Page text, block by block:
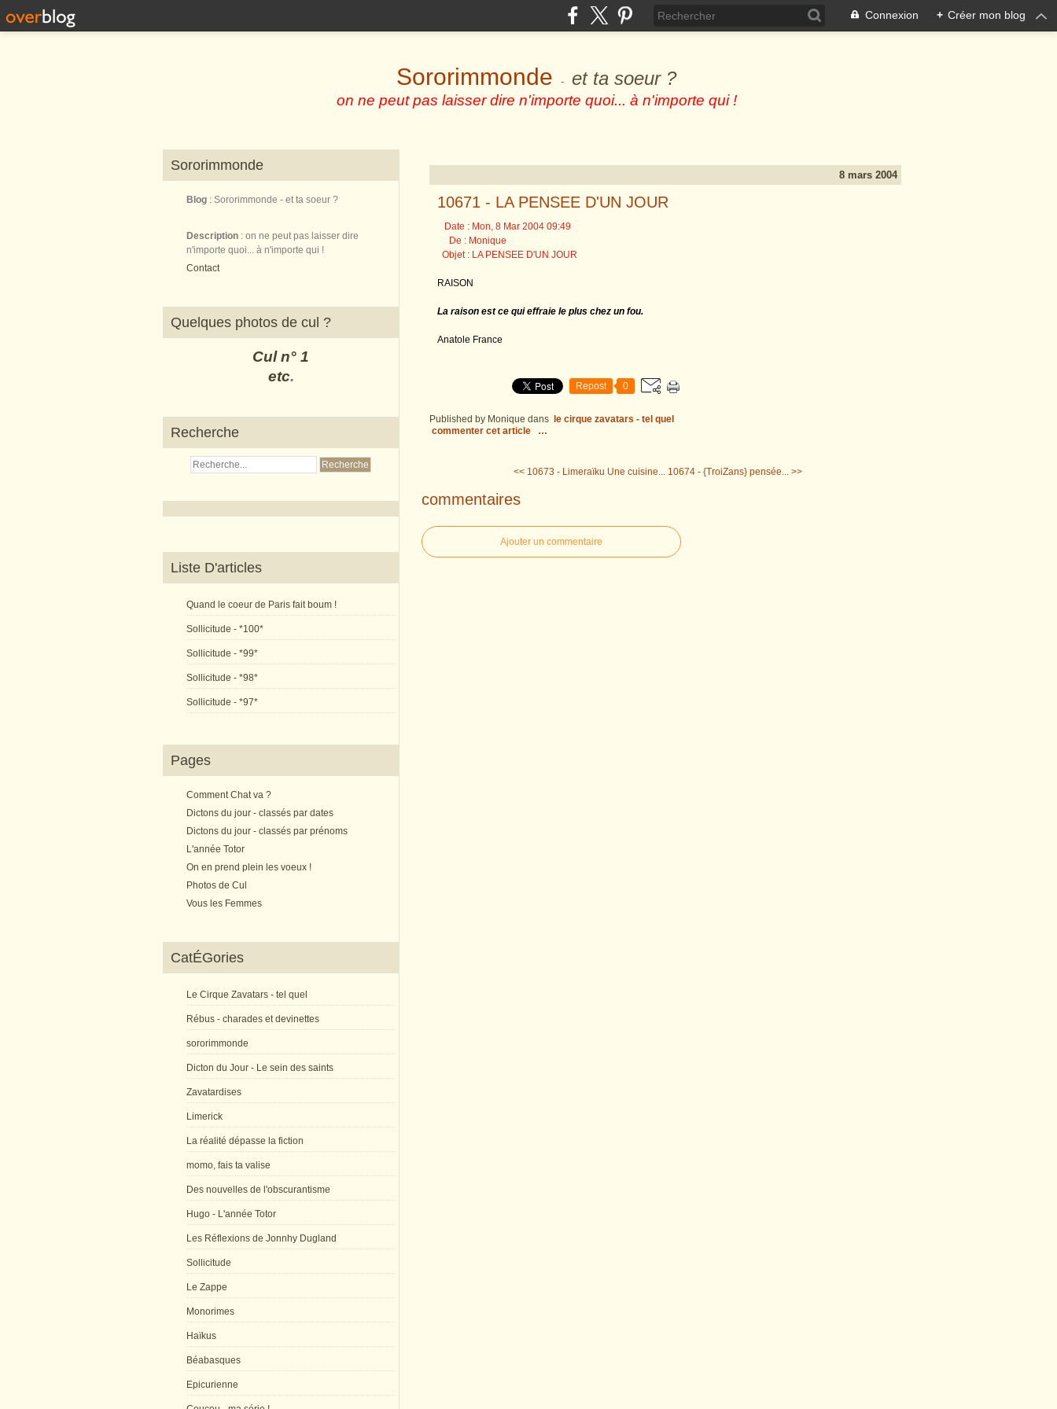
Connexion + Créer mon blog
Sororimmonde - et ta soeur ?
on ne peut pas laisser dire n'importe quoi... à n'importe qui !
Sororimmonde
Blog : Sororimmonde - et ta soeur ?
Description : on ne peut pas laisser dire
n'importe quoi... à n'importe qui !
Contact
Quelques photos de cul ?
Cul n° 1
etc.
Recherche
Liste D'articles
Quand le coeur de Paris fait boum !
Sollicitude - *100*
Sollicitude - *99*
Sollicitude - *98*
Sollicitude - *97*
Pages
Comment Chat va ?
Dictons du jour - classés par dates
Dictons du jour - classés par prénoms
L'année Totor
On en prend plein les voeux !
Photos de Cul
Vous les Femmes
CatÉGories
Le Cirque Zavatars - tel quel
Rébus - charades et devinettes
sororimmonde
Dicton du Jour - Le sein des saints
Zavatardises
Limerick
La réalité dépasse la fiction
momo, fais ta valise
Des nouvelles de l'obscurantisme
Hugo - L'année Totor
Les Réflexions de Jonnhy Dugland
Sollicitude
Le Zappe
Monorimes
Haïkus
Béabasques
Epicurienne
8 mars 2004
10671 - LA PENSEE D'UN JOUR
Date : Mon, 8 Mar 2004 09:49
De : Monique
Objet : LA PENSEE D'UN JOUR
RAISON
La raison est ce qui effraie le plus chez un fou.
Anatole France
Repost 0
Published by Monique dans
le cirque zavatars - tel quel
commenter cet article
…
<< 10673 - Limeraïku Une cuisine... 10674 - {TroiZans} pensée... >>
commentaires
Ajouter un commentaire